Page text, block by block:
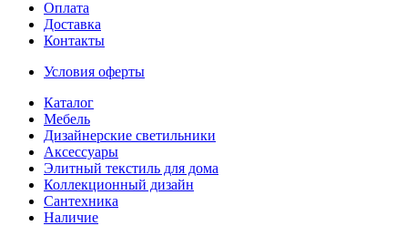
Оплата
Доставка
Контакты
Условия оферты
Каталог
Мебель
Дизайнерские светильники
Аксессуары
Элитный текстиль для дома
Коллекционный дизайн
Сантехника
Наличие